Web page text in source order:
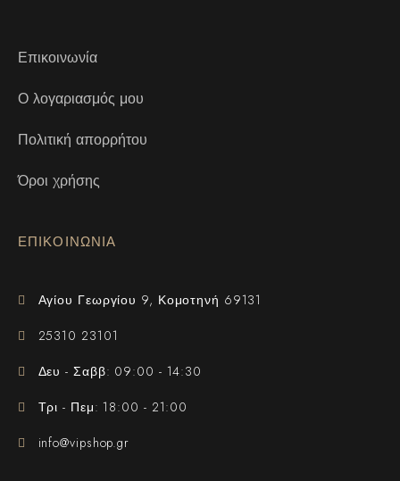
Επικοινωνία
Ο λογαριασμός μου
Πολιτική απορρήτου
Όροι χρήσης
ΕΠΙΚΟΙΝΩΝΙΑ
Αγίου Γεωργίου 9, Κομοτηνή 69131
25310 23101
Δευ - Σαββ: 09:00 - 14:30
Τρι - Πεμ: 18:00 - 21:00
info@vipshop.gr